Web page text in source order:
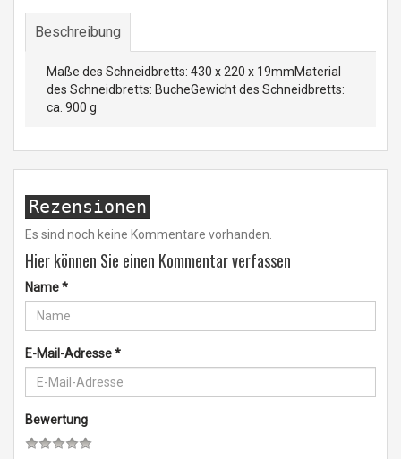
Beschreibung
Maße des Schneidbretts: 430 x 220 x 19mmMaterial
des Schneidbretts: BucheGewicht des Schneidbretts:
ca. 900 g
Rezensionen
Es sind noch keine Kommentare vorhanden.
Hier können Sie einen Kommentar verfassen
Name*
E-Mail-Adresse*
Bewertung